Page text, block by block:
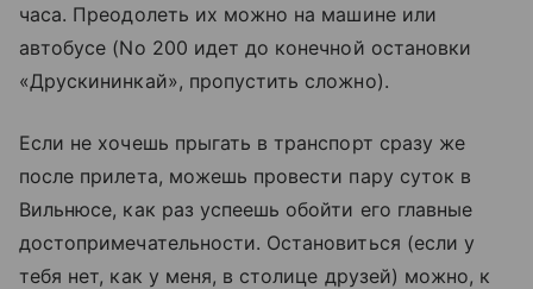
часа. Преодолеть их можно на машине или
автобусе (No 200 идет до конечной остановки
«Друскининкай», пропустить сложно).
Если не хочешь прыгать в транспорт сразу же
после прилета, можешь провести пару суток в
Вильнюсе, как раз успеешь обойти его главные
достопримечательности. Остановиться (если у
тебя нет, как у меня, в столице друзей) можно, к